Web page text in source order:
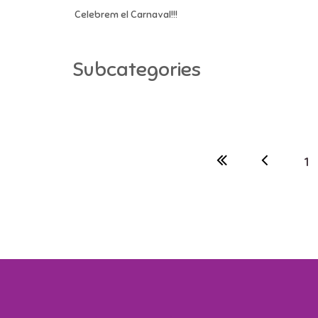
Celebrem el Carnaval!!!
Subcategories
1